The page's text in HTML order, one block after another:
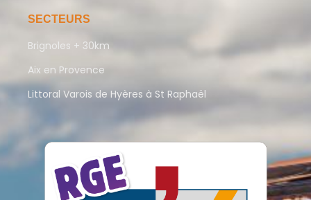
SECTEURS
Brignoles + 30km
Aix en Provence
Littoral Varois de Hyères à St Raphaël